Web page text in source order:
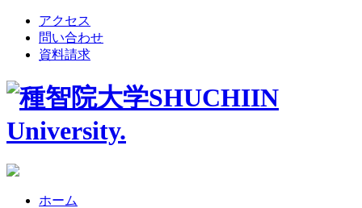
アクセス
問い合わせ
資料請求
ホーム